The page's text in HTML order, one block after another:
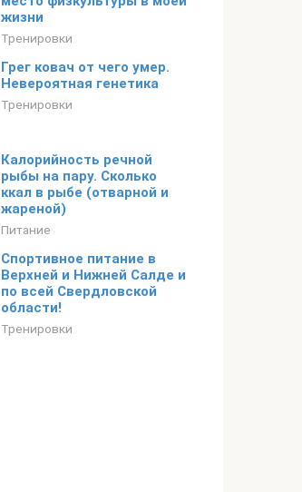
жизни
Тренировки
Грег ковач от чего умер.
Невероятная генетика
Тренировки
Калорийность речной
рыбы на пару. Сколько
ккал в рыбе (отварной и
жареной)
Питание
Спортивное питание в
Верхней и Нижней Салде и
по всей Свердловской
области!
Тренировки